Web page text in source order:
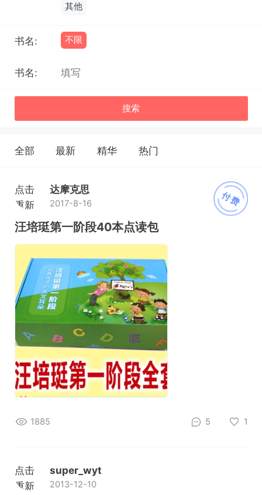
其他
书名: 不限
书名:
搜索
全部 最新 精华 热门
付费
点击
重新
加载
达摩克思
2017-8-16
汪培珽第一阶段40本点读包
1885 5 1
点击
重新
super_wyt
2013-12-10